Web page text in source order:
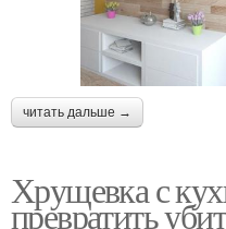
читать дальше →
Хрущевка с
превратить